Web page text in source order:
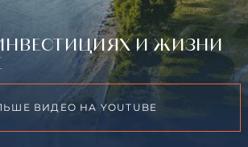
И ЖИЗНИ
ВИДЕО НА YOUTUBE